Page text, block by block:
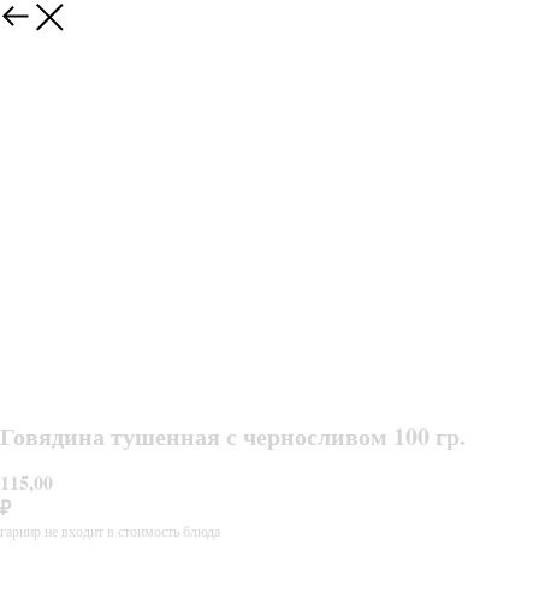
Говядина тушенная с черносливом 100 гр.
115,00
₽
гарнир не входит в стоимость блюда